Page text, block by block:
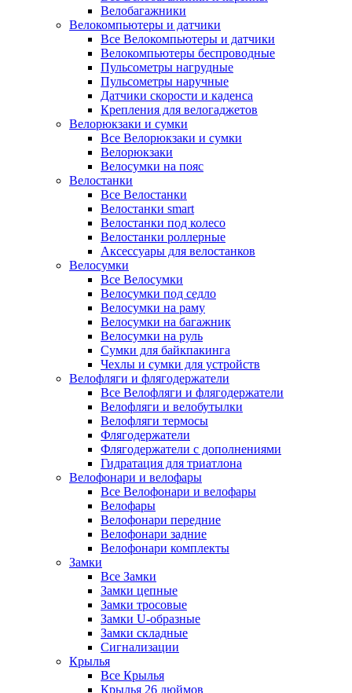
Велобагажники
Велокомпьютеры и датчики
Все Велокомпьютеры и датчики
Велокомпьютеры беспроводные
Пульсометры нагрудные
Пульсометры наручные
Датчики скорости и каденса
Крепления для велогаджетов
Велорюкзаки и сумки
Все Велорюкзаки и сумки
Велорюкзаки
Велосумки на пояс
Велостанки
Все Велостанки
Велостанки smart
Велостанки под колесо
Велостанки роллерные
Аксессуары для велостанков
Велосумки
Все Велосумки
Велосумки под седло
Велосумки на раму
Велосумки на багажник
Велосумки на руль
Сумки для байкпакинга
Чехлы и сумки для устройств
Велофляги и флягодержатели
Все Велофляги и флягодержатели
Велофляги и велобутылки
Велофляги термосы
Флягодержатели
Флягодержатели с дополнениями
Гидратация для триатлона
Велофонари и велофары
Все Велофонари и велофары
Велофары
Велофонари передние
Велофонари задние
Велофонари комплекты
Замки
Все Замки
Замки цепные
Замки тросовые
Замки U-образные
Замки складные
Сигнализации
Крылья
Все Крылья
Крылья 26 дюймов